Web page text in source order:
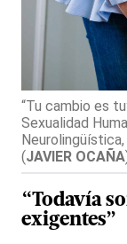
“Tu cambio es
Sexualidad
(JAVIER OCAÑA
“Todavía
exigentes”